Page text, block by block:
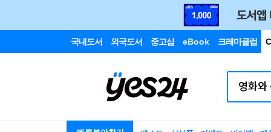
국내도서 외국도서 중고샵 eBook 크레마클럽